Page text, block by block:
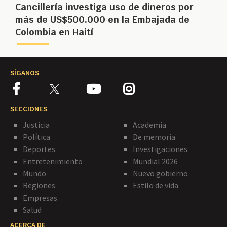
Cancillería investiga uso de dineros por
más de US$500.000 en la Embajada de
Colombia en Haití
SÍGANOS
SECCIONES
Justicia
Política
Deportes
Entretenimiento
Mundo
Regiones
Empresas
Salud
Academia
De memoria
Investigaciones
Mundial 2026
Nuevo gobierno
Estilo de vida
ACERCA DE